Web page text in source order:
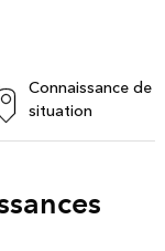
Connaissance de
situation